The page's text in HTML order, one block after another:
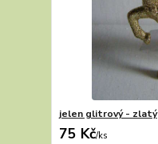
jelen glitrový - zlatý
75 Kč/ks